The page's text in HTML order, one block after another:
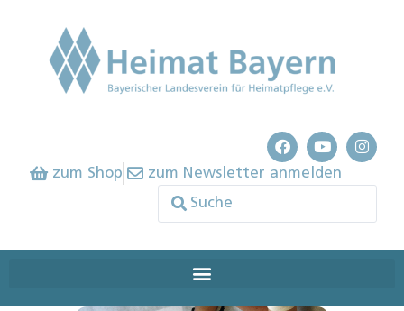
zum Shop zum Newsletter anmelden